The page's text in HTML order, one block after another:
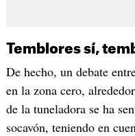
Temblores sí,
De hecho, un debate
en la zona cero,
de la tuneladora se ha
socavón, teniendo en